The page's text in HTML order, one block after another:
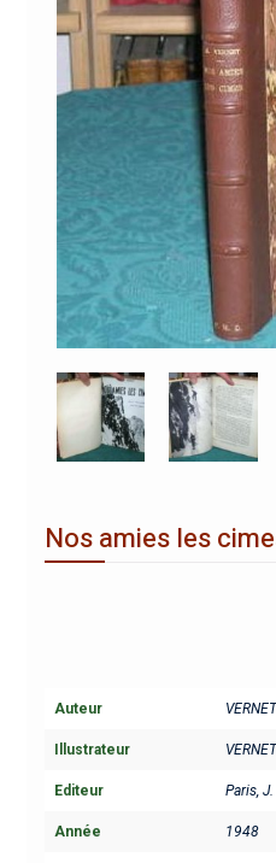
Nos amies les
Auteur
Illustrateur
Editeur Paris,
Année 1948